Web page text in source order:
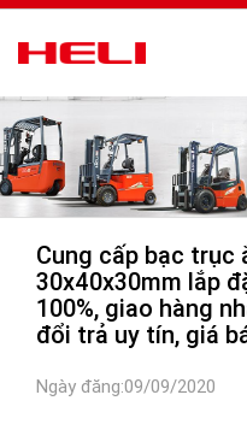
Cung cấp bạc trục
30x40x30mm lắp
100%, giao hàng
đổi trả uy tín, giá
Ngày đăng:09/09/2020